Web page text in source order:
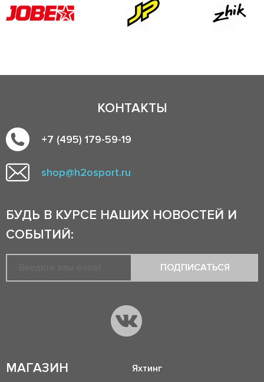
КОНТАКТЫ
+7 (495) 179-59-19
shop@h2osport.ru
БУДЬ В КУРСЕ НАШИХ НОВОСТЕЙ И
СОБЫТИЙ:
ПОДПИСАТЬСЯ
МАГАЗИН
Яхтинг